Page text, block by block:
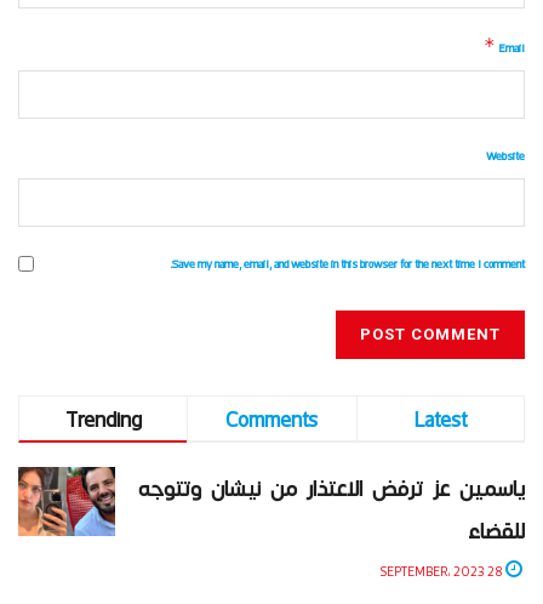
Email
*
Website
Save my name, email, and website in this browser for the next time I comment.
Trending Comments
Latest
ياسمين عز ترفض الاعتذار من نيشان وتتوجه
للقضاء